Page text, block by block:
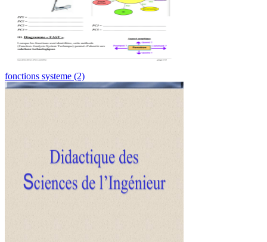
fonctions systeme (2)